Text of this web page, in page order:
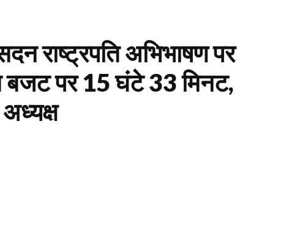
राष्ट्रपति अभिभाषण पर
बजट पर 15 घंटे 33 मिनट,